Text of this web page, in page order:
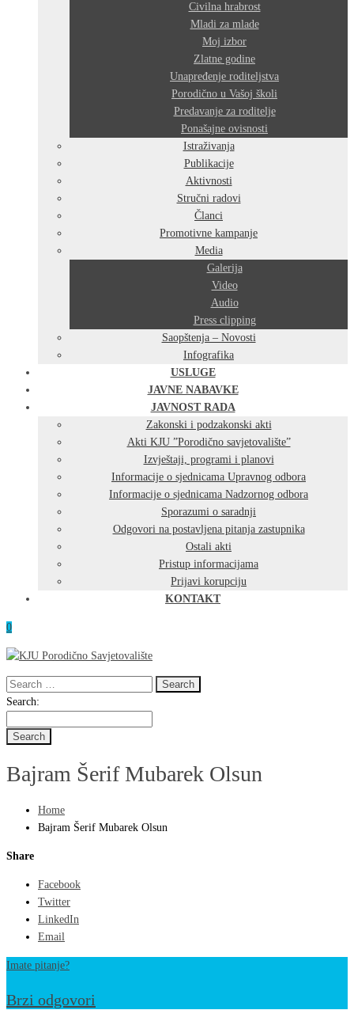
Civilna hrabrost
Mladi za mlade
Moj izbor
Zlatne godine
Unapređenje roditeljstva
Porodično u Vašoj školi
Predavanje za roditelje
Ponašajne ovisnosti
Istraživanja
Publikacije
Aktivnosti
Stručni radovi
Članci
Promotivne kampanje
Media
Galerija
Video
Audio
Press clipping
Saopštenja – Novosti
Infografika
USLUGE
JAVNE NABAVKE
JAVNOST RADA
Zakonski i podzakonski akti
Akti KJU ”Porodično savjetovalište”
Izvještaji, programi i planovi
Informacije o sjednicama Upravnog odbora
Informacije o sjednicama Nadzornog odbora
Sporazumi o saradnji
Odgovori na postavljena pitanja zastupnika
Ostali akti
Pristup informacijama
Prijavi korupciju
KONTAKT
0
Search
for:
Search
Search:
Bajram Šerif Mubarek Olsun
Home
Bajram Šerif Mubarek Olsun
Share
Facebook
Twitter
LinkedIn
Email
Imate pitanje?
Brzi odgovori